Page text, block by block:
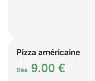
Pizza américaine
Dès 9.00 €